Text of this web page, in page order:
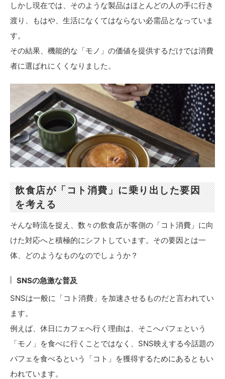
しかし現在では、そのような製品はほとんどの人の手に行き
渡り、もはや、生活になくてはならない必需品となっていま
す。
その結果、機能的な「モノ」の価値を提供するだけでは消費
者に選ばれにくくなりました。
飲食店が「コト消費」に乗り出した要因
を考える
そんな時流を捉え、数々の飲食店が客側の「コト消費」に向
けた対応へと積極的にシフトしています。その要因とは一
体、どのようなものなのでしょうか？
SNSの急激な普及
SNSは一般に「コト消費」を加速させるものだと言われてい
ます。
例えば、休日にカフェへ行く理由は、そこへパフェという
「モノ」を食べに行くことではなく、SNS映えする今話題の
パフェを食べるという「コト」を獲得するためにあるともい
われています。